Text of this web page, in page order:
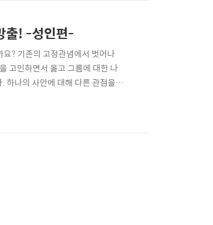
출! -성인편-
? 기존의 고정관념에서 벗어나
고민하면서 옳고 그름에 대한 나
하나의 사안에 대해 다른 관점을
마지막 에서 주제에 대한 입장을